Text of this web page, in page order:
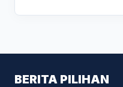
BERITA PILIHAN